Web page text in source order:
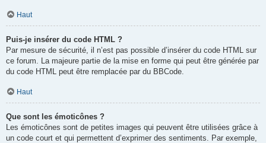
Haut
Puis-je insérer du code HTML ?
Par mesure de sécurité, il n’est pas possible d’insérer du code HTML sur
ce forum. La majeure partie de la mise en forme qui peut être générée par
du code HTML peut être remplacée par du BBCode.
Haut
Que sont les émoticônes ?
Les émoticônes sont de petites images qui peuvent être utilisées grâce à
un code court et qui permettent d’exprimer des sentiments. Par exemple,